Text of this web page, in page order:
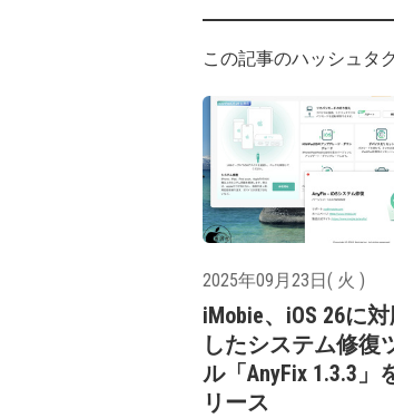
この記事のハッシュタ
2025年09月23日( 火 )
iMobie、iOS 26に
したシステム修復
ル「AnyFix 1.3.3」
リース